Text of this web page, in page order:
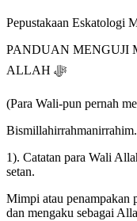
Pepustakaan Eskatologi
PANDUAN MENGUJI
ALLAH ﷻ
(Para Wali-pun pernah
Bismillahirrahmanirrahim.
1). Catatan para Wali
setan.
Mimpi atau penampakan
dan mengaku sebagai